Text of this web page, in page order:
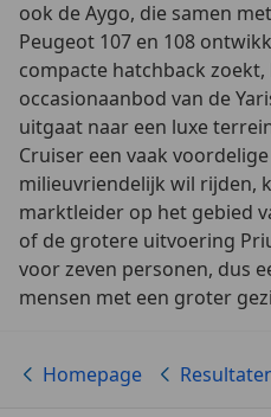
ook de Aygo, die samen
Peugeot 107 en 108
compacte hatchback
occasionaanbod van de
uitgaat naar een luxe
Cruiser een vaak
milieuvriendelijk wil rijden,
marktleider op het gebied
of de grotere uitvoering
voor zeven personen, dus
mensen met een groter
Homepage